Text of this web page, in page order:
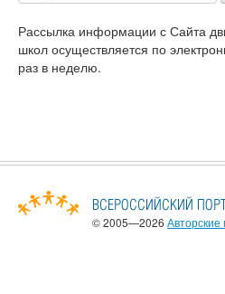
Рассылка информации с Сайта
школ осуществляется по
раз в неделю.
© 2005—2026 Авторские